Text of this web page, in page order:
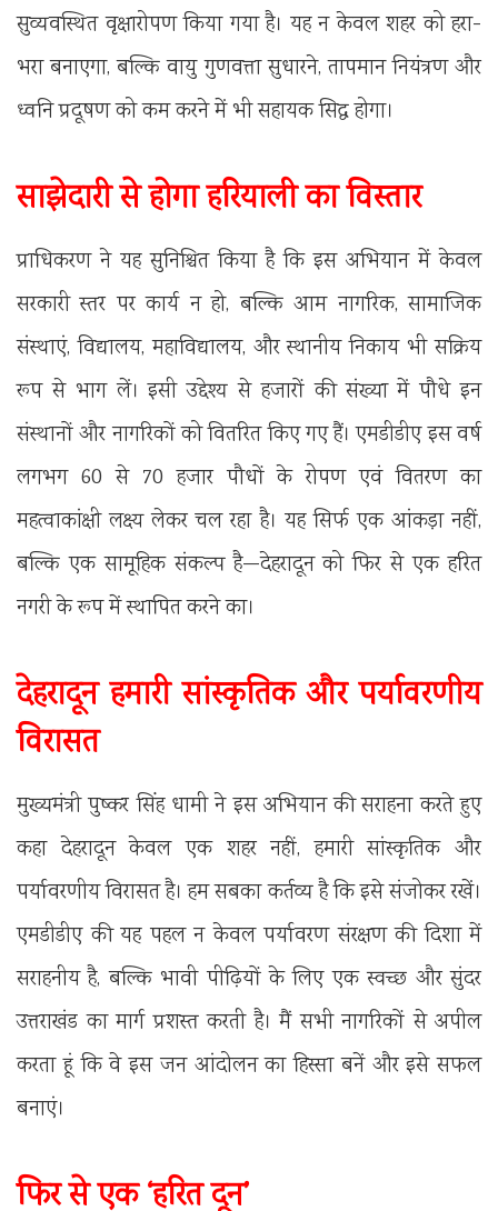
सुव्यवस्थित वृक्षारोपण किया गया है। यह न केवल शहर को हरा-
भरा बनाएगा, बल्कि वायु गुणवत्ता सुधारने, तापमान नियंत्रण और
ध्वनि प्रदूषण को कम करने में भी सहायक सिद्ध होगा।
साझेदारी से होगा हरियाली का विस्तार
प्राधिकरण ने यह सुनिश्चित किया है कि इस अभियान में केवल
सरकारी स्तर पर कार्य न हो, बल्कि आम नागरिक, सामाजिक
संस्थाएं, विद्यालय, महाविद्यालय, और स्थानीय निकाय भी सक्रिय
रूप से भाग लें। इसी उद्देश्य से हजारों की संख्या में पौधे इन
संस्थानों और नागरिकों को वितरित किए गए हैं। एमडीडीए इस वर्ष
लगभग 60 से 70 हजार पौधों के रोपण एवं वितरण का
महत्वाकांक्षी लक्ष्य लेकर चल रहा है। यह सिर्फ एक आंकड़ा नहीं,
बल्कि एक सामूहिक संकल्प है—देहरादून को फिर से एक हरित
नगरी के रूप में स्थापित करने का।
देहरादून हमारी सांस्कृतिक और पर्यावरणीय
विरासत
मुख्यमंत्री पुष्कर सिंह धामी ने इस अभियान की सराहना करते हुए
कहा देहरादून केवल एक शहर नहीं, हमारी सांस्कृतिक और
पर्यावरणीय विरासत है। हम सबका कर्तव्य है कि इसे संजोकर रखें।
एमडीडीए की यह पहल न केवल पर्यावरण संरक्षण की दिशा में
सराहनीय है, बल्कि भावी पीढ़ियों के लिए एक स्वच्छ और सुंदर
उत्तराखंड का मार्ग प्रशस्त करती है। मैं सभी नागरिकों से अपील
करता हूं कि वे इस जन आंदोलन का हिस्सा बनें और इसे सफल
बनाएं।
फिर से एक ‘हरित दून’